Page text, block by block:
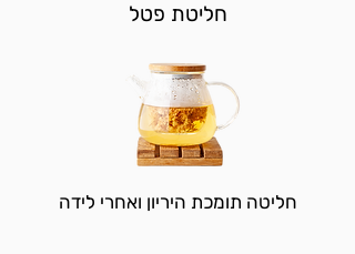
חליטת פטל
חליטה תומכת היריון ואחרי לידה